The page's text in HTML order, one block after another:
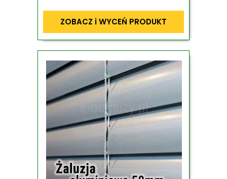
ZOBACZ i WYCEŃ PRODUKT